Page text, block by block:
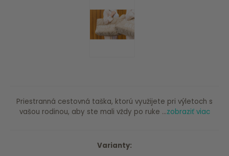
Priestranná cestovná taška, ktorú využijete pri výletoch s
vašou rodinou, aby ste mali vždy po ruke ...zobraziť viac
Varianty: